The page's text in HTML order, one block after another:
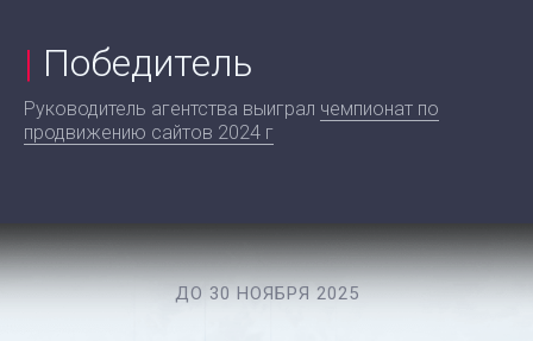
| Победитель
Руководитель агентства выиграл чемпионат по
продвижению сайтов 2024 г
ДО 30 НОЯБРЯ 2025